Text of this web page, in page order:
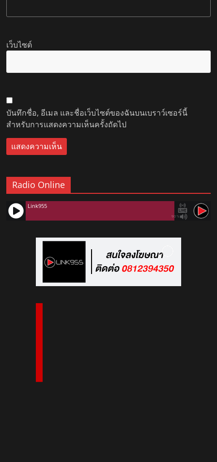
เว็บไซต์
บันทึกชื่อ, อีเมล และชื่อเว็บไซต์ของฉันบนเบราว์เซอร์นี้
สำหรับการแสดงความเห็นครั้งถัดไป
Radio Online
90%
Link955